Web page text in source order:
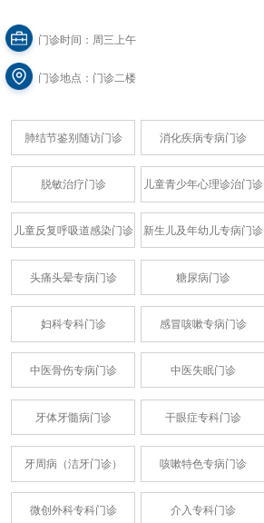
门诊时间：周三上午
门诊地点：门诊二楼
肺结节鉴别随访门诊 消化疾病专病门诊
脱敏治疗门诊 儿童青少年心理诊治门诊
儿童反复呼吸道感染门诊 新生儿及年幼儿专病门诊
头痛头晕专病门诊
糖尿病门诊
妇科专科门诊 感冒咳嗽专病门诊
中医骨伤专病门诊
中医失眠门诊
牙体牙髓病门诊 干眼症专科门诊
牙周病（洁牙门诊） 咳嗽特色专病门诊
微创外科专科门诊
介入专科门诊